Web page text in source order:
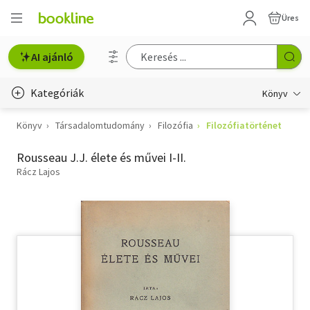
Üres
AI ajánló
Kategóriák Könyv
Életmód, egészség
Erotika
Könyv Társadalomtudomány Filozófia Filozófiatörténet
Rousseau J.J. élete és művei I-II.
Rácz Lajos